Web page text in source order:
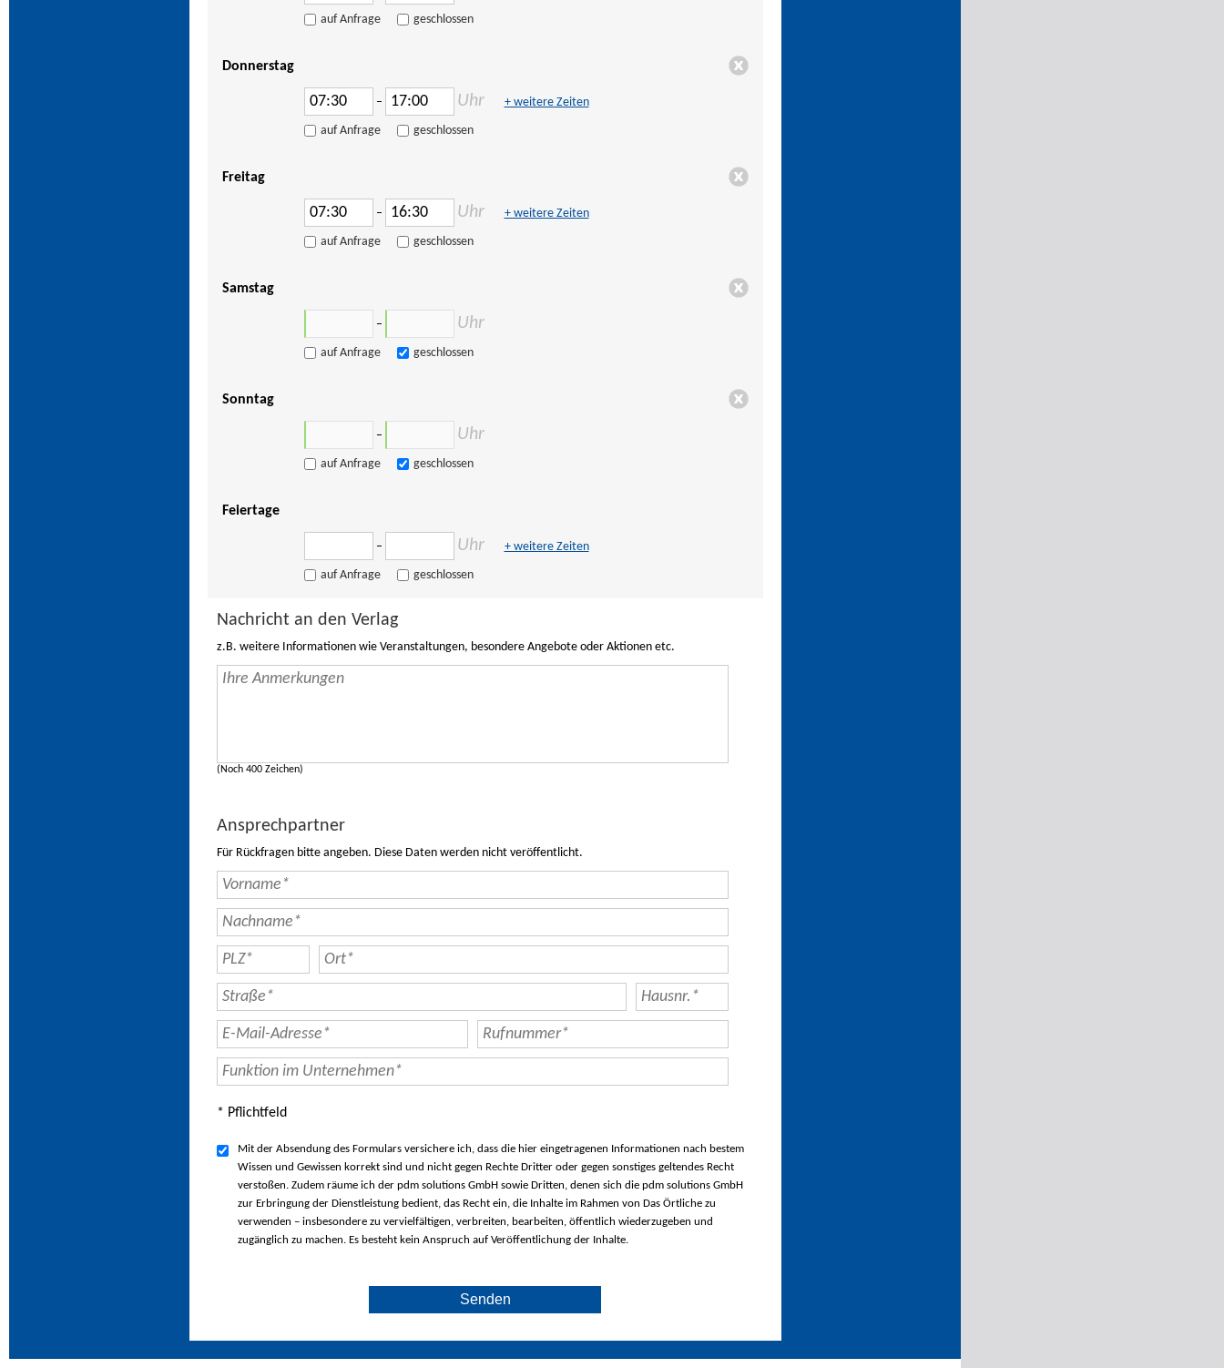
auf Anfrage geschlossen
Donnerstag
– Uhr + weitere Zeiten
auf Anfrage geschlossen
Freitag
– Uhr + weitere Zeiten
auf Anfrage geschlossen
Samstag
– Uhr
auf Anfrage geschlossen
Sonntag
– Uhr
auf Anfrage geschlossen
Feiertage
– Uhr + weitere Zeiten
auf Anfrage geschlossen
Nachricht an den Verlag
z.B. weitere Informationen wie Veranstaltungen, besondere Angebote oder Aktionen etc.
(Noch 400 Zeichen)
Ansprechpartner
Für Rückfragen bitte angeben. Diese Daten werden nicht veröffentlicht.
* Pflichtfeld
Mit der Absendung des Formulars versichere ich, dass die hier eingetragenen Informationen nach bestem
Wissen und Gewissen korrekt sind und nicht gegen Rechte Dritter oder gegen sonstiges geltendes Recht
verstoßen. Zudem räume ich der pdm solutions GmbH sowie Dritten, denen sich die pdm solutions GmbH
zur Erbringung der Dienstleistung bedient, das Recht ein, die Inhalte im Rahmen von Das Örtliche zu
verwenden – insbesondere zu vervielfältigen, verbreiten, bearbeiten, öffentlich wiederzugeben und
zugänglich zu machen. Es besteht kein Anspruch auf Veröffentlichung der Inhalte.
Senden